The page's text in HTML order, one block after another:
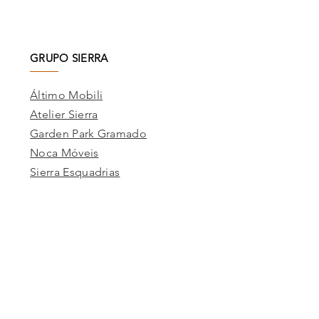
GRUPO SIERRA
Áltimo Mobili
Atelier Sierra
Garden Park Gramado
Noca Móveis
Sierra Esquadrias